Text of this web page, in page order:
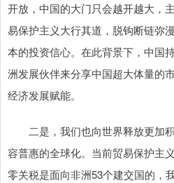
开放，中国的大门只会越开越大，
易保护主义大行其道，脱钩断链弥
本的投资信心。在此背景下，中国
洲发展伙伴来分享中国超大体量的
经济发展赋能。
二是，我们也向世界释放更加
容普惠的全球化。当前贸易保护主
零关税是面向非洲53个建交国的，